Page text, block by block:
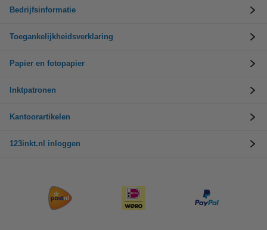
Bedrijfsinformatie
Toegankelijkheidsverklaring
Papier en fotopapier
Inktpatronen
Kantoorartikelen
123inkt.nl inloggen